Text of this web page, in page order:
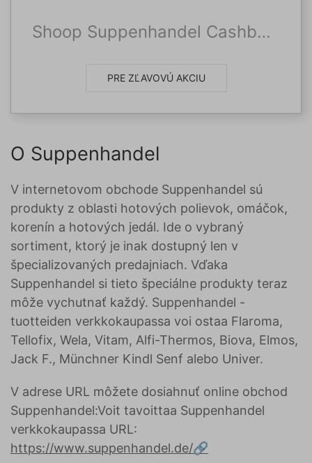
Shoop Suppenhandel Cashback
PRE ZĽAVOVÚ AKCIU
O Suppenhandel
V internetovom obchode Suppenhandel sú
produkty z oblasti hotových polievok, omáčok,
korenín a hotových jedál. Ide o vybraný
sortiment, ktorý je inak dostupný len v
špecializovaných predajniach. Vďaka
Suppenhandel si tieto špeciálne produkty teraz
môže vychutnať každý. Suppenhandel -
tuotteiden verkkokaupassa voi ostaa Flaroma,
Tellofix, Wela, Vitam, Alfi-Thermos, Biova, Elmos,
Jack F., Münchner Kindl Senf alebo Univer.
V adrese URL môžete dosiahnuť online obchod
Suppenhandel:Voit tavoittaa Suppenhandel
verkkokaupassa URL:
https://www.suppenhandel.de/